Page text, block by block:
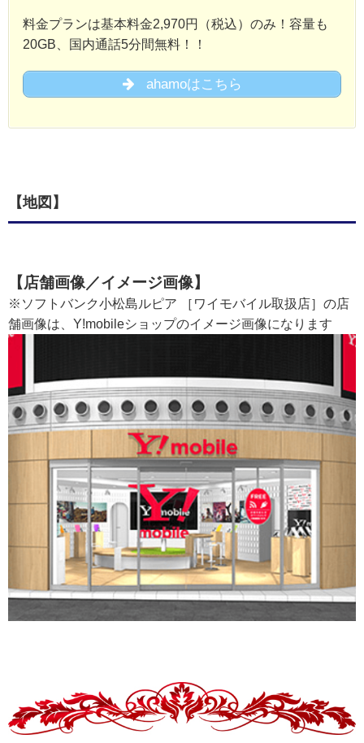
料金プランは基本料金2,970円（税込）のみ！容量も
20GB、国内通話5分間無料！！
ahamoはこちら
【地図】
【店舗画像／イメージ画像】
※ソフトバンク小松島ルピア ［ワイモバイル取扱店］の店
舗画像は、Y!mobileショップのイメージ画像になります